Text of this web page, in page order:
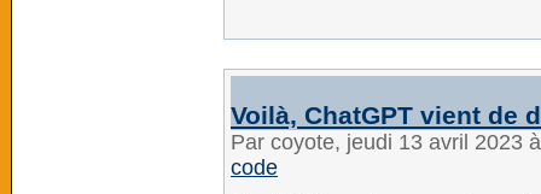
Voilà, ChatGPT vient de
Par coyote, jeudi 13 avril 2023
code